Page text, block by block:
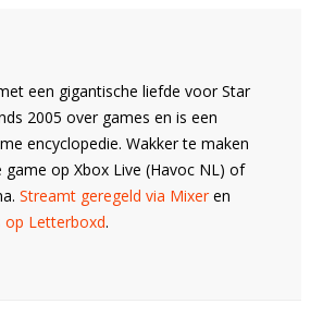
een gigantische liefde voor Star
2005 over games en is een
encyclopedie. Wakker te maken
op Xbox Live (Havoc NL) of
Streamt geregeld via Mixeren
Letterboxd.